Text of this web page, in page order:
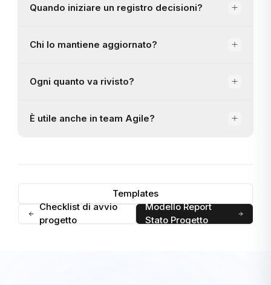
Quando iniziare un registro decisioni?
Chi lo mantiene aggiornato?
Ogni quanto va rivisto?
È utile anche in team Agile?
Templates
Checklist di avvio
progetto
Modello Report
Stato Progetto